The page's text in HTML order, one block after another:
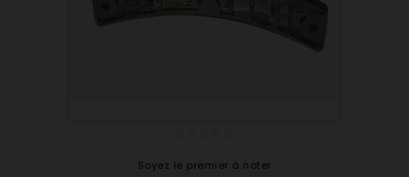
Soyez le premier à noter